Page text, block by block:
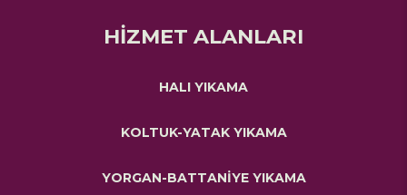
HİZMET ALANLARI
HALI YIKAMA
KOLTUK-YATAK YIKAMA
YORGAN-BATTANİYE YIKAMA